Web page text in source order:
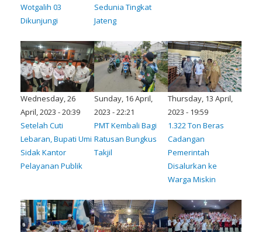
Wotgalih 03
Dikunjungi
Sedunia Tingkat
Jateng
Wednesday, 26
April, 2023 - 20:39
Setelah Cuti
Lebaran, Bupati Umi
Sidak Kantor
Pelayanan Publik
Sunday, 16 April,
2023 - 22:21
PMT Kembali Bagi
Ratusan Bungkus
Takjil
Thursday, 13 April,
2023 - 19:59
1.322 Ton Beras
Cadangan
Pemerintah
Disalurkan ke
Warga Miskin